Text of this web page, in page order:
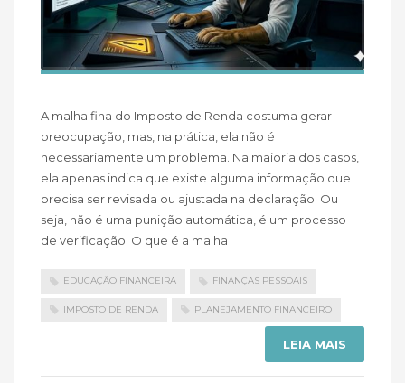
A malha fina do Imposto de Renda costuma gerar
preocupação, mas, na prática, ela não é
necessariamente um problema. Na maioria dos casos,
ela apenas indica que existe alguma informação que
precisa ser revisada ou ajustada na declaração. Ou
seja, não é uma punição automática, é um processo
de verificação. O que é a malha
EDUCAÇÃO FINANCEIRA FINANÇAS PESSOAIS
IMPOSTO DE RENDA PLANEJAMENTO FINANCEIRO
LEIA MAIS